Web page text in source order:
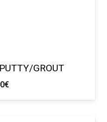
GROUT
€